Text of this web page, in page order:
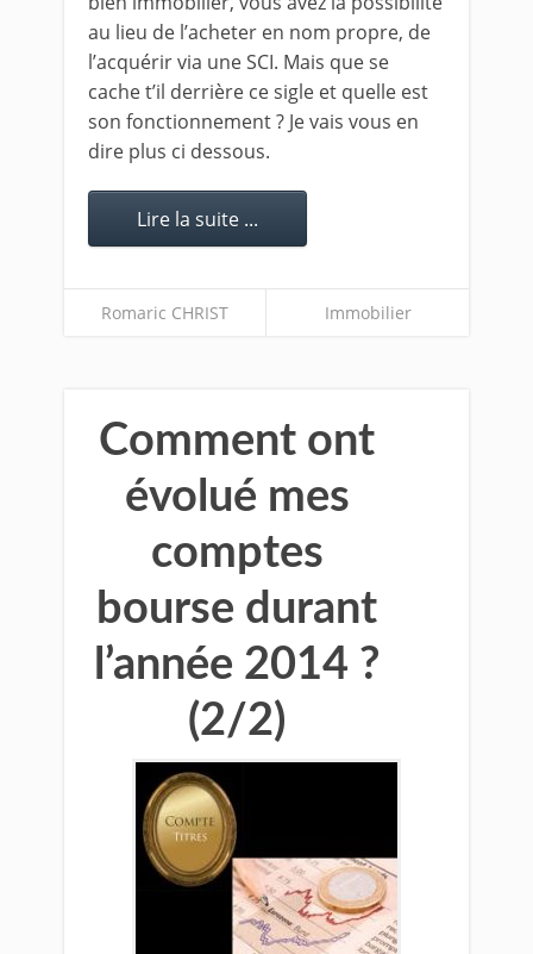
au lieu de l’acheter en nom propre, de
l’acquérir via une SCI. Mais que se
cache t’il derrière ce sigle et quelle est
son fonctionnement ? Je vais vous en
dire plus ci dessous.
Lire la suite ...
Romaric CHRIST Immobilier
Comment ont
évolué mes
comptes
bourse durant
l’année 2014 ?
(2/2)